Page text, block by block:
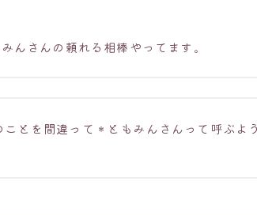
んさんの頼れる相棒やってます。
ことを間違って＊ともみんさんって呼ぶよ